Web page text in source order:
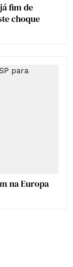
fim de
choque
na Europa